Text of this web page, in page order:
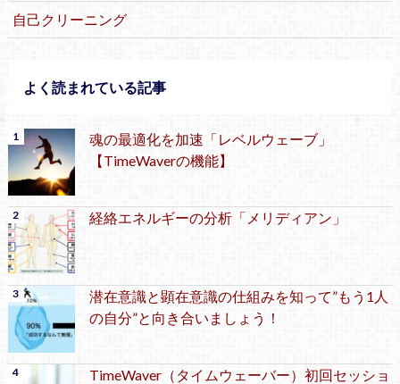
自己クリーニング
よく読まれている記事
魂の最適化を加速「レベルウェーブ」
【TimeWaverの機能】
経絡エネルギーの分析「メリディアン」
潜在意識と顕在意識の仕組みを知って”もう1人
の自分”と向き合いましょう！
TimeWaver（タイムウェーバー）初回セッショ